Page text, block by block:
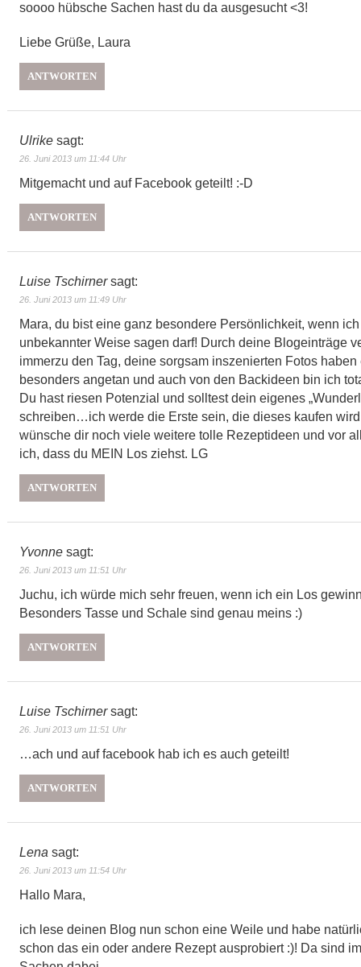
soooo hübsche Sachen hast du da ausgesucht <3!
Liebe Grüße, Laura
ANTWORTEN
Ulrike sagt:
26. Juni 2013 um 11:44 Uhr
Mitgemacht und auf Facebook geteilt! :-D
ANTWORTEN
Luise Tschirner sagt:
26. Juni 2013 um 11:49 Uhr
Mara, du bist eine ganz besondere Persönlichkeit, wenn
unbekannter Weise sagen darf! Durch deine Blogeinträge
immerzu den Tag, deine sorgsam inszenierten Fotos haben
besonders angetan und auch von den Backideen bin ich
Du hast riesen Potenzial und solltest dein eigenes
schreiben…ich werde die Erste sein, die dieses kaufen
wünsche dir noch viele weitere tolle Rezeptideen und vor
ich, dass du MEIN Los ziehst. LG
ANTWORTEN
Yvonne sagt:
26. Juni 2013 um 11:51 Uhr
Juchu, ich würde mich sehr freuen, wenn ich ein Los
Besonders Tasse und Schale sind genau meins :)
ANTWORTEN
Luise Tschirner sagt:
26. Juni 2013 um 11:51 Uhr
…ach und auf facebook hab ich es auch geteilt!
ANTWORTEN
Lena sagt:
26. Juni 2013 um 11:54 Uhr
Hallo Mara,
ich lese deinen Blog nun schon eine Weile und habe
schon das ein oder andere Rezept ausprobiert :)! Da sind